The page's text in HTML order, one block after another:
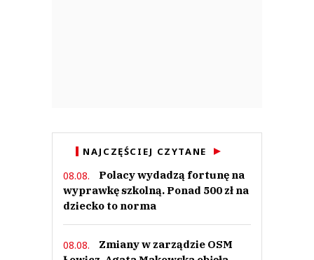
NAJCZĘŚCIEJ CZYTANE
08.08.
Polacy wydadzą fortunę na
wyprawkę szkolną. Ponad 500 zł na
dziecko to norma
08.08.
Zmiany w zarządzie OSM